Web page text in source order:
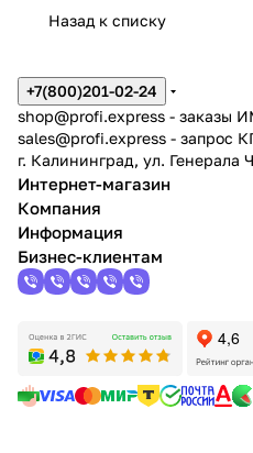
Назад к списку
+7(800)201-02-24
shop@profi.express - заказы
sales@profi.express - запрос
г. Калининград, ул. Генерала
Интернет-магазин
Компания
Информация
Бизнес-клиентам